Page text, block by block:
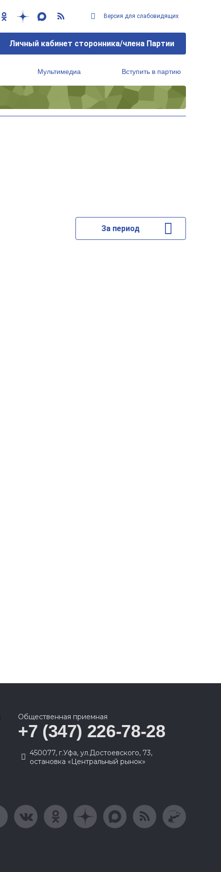
Версия для слабовидящих
Личный кабинет сторонника/члена Партии
Мультимедиа Вступить в партию
За период
Общественная приемная
+7 (347) 226-78-28
450077, г.Уфа, ул.Достоевского, 73,
остановка «Центральный рынок»